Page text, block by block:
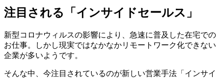
注目される「インサイドセールス」
新型コロナウィルスの影響により、急速に普及した在宅での
お仕事。しかし現実ではなかなかリモートワーク化できない
企業が多いようです。
そんな中、今注目されているのが新しい営業手法「インサイ